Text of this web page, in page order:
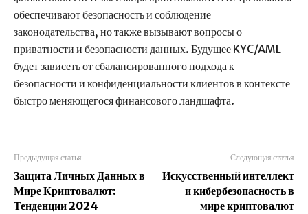
обеспечивают безопасность и соблюдение
законодательства, но также вызывают вопросы о
приватности и безопасности данных. Будущее KYC/AML
будет зависеть от сбалансированного подхода к
безопасности и конфиденциальности клиентов в контексте
быстро меняющегося финансового ландшафта.
Предыдущая статья
Защита Личных Данных в
Мире Криптовалют:
Тенденции 2024
Следующая статья
Искусственный интеллект
и кибербезопасность в
мире криптовалют